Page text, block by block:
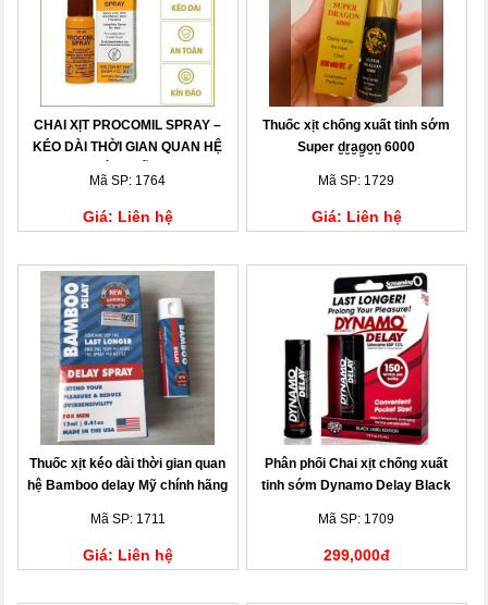
CHAI XỊT PROCOMIL SPRAY –
KÉO DÀI THỜI GIAN QUAN HỆ
Mã SP: 1764
Giá: Liên hệ
Thuốc xịt chống xuất tinh sớm
Super d̫r̫a̫g̫o̫n̫ 6000
Mã SP: 1729
Giá: Liên hệ
Thuốc xịt kéo dài thời gian quan
hệ Bamboo delay Mỹ chính hãng
Mã SP: 1711
Giá: Liên hệ
Phân phối Chai xịt chống xuất
tinh sớm Dynamo Delay Black
Mã SP: 1709
299,000đ